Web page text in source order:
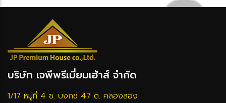
บริษัท เจพีพรีเมี่ยมเฮ้าส์ จำกัด
1/17 หมู่ที่ 4 ซ. บงกช 47 ต. คลองสอง